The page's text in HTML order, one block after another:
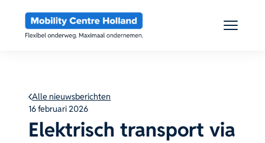
Alle nieuwsberichten
16 februari 2026
Elektrisch transport via